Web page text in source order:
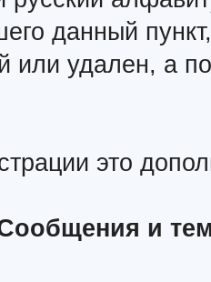
данный
или удален, а
это
и